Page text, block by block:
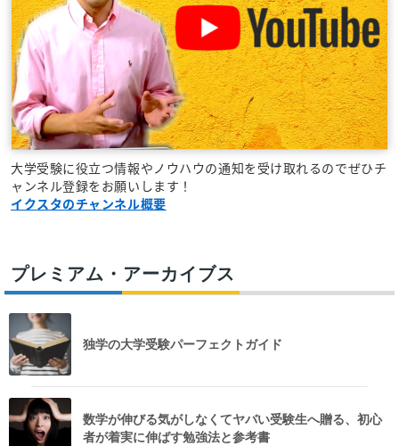
大学受験に役立つ情報やノウハウの通知を受け取れるのでぜひチ
ャンネル登録をお願いします！
イクスタのチャンネル概要
プレミアム・アーカイブス
独学の大学受験パーフェクトガイド
数学が伸びる気がしなくてヤバい受験生へ贈る、初心
者が着実に伸ばす勉強法と参考書